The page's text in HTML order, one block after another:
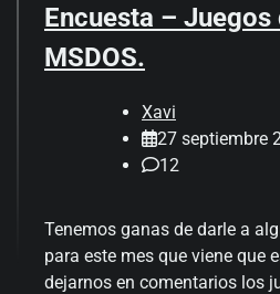
Encuesta –
MSDOS.
Xavi
27 septiembre
12
Tenemos ganas de darle a
para este mes que viene que
dejarnos en comentarios los